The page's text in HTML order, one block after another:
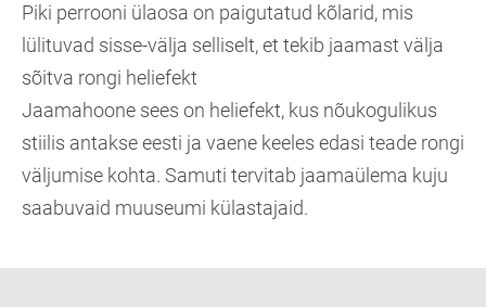
Piki perrooni ülaosa on paigutatud kõlarid, mis
lülituvad sisse-välja selliselt, et tekib jaamast välja
sõitva rongi heliefekt
Jaamahoone sees on heliefekt, kus nõukogulikus
stiilis antakse eesti ja vaene keeles edasi teade rongi
väljumise kohta. Samuti tervitab jaamaülema kuju
saabuvaid muuseumi külastajaid.